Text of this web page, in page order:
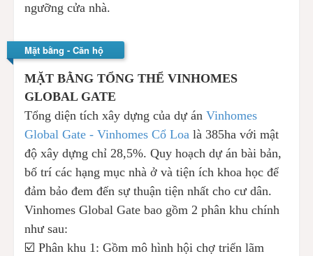
ngưỡng cửa nhà.
Mặt bằng - Căn hộ
MẶT BẰNG TỔNG THỂ VINHOMES
GLOBAL GATE
Tổng diện tích xây dựng của dự ánVinhomes
Global Gate - Vinhomes Cổ Loa là 385ha với mật
độ xây dựng chỉ 28,5%. Quy hoạch dự án bài bản,
bố trí các hạng mục nhà ở và tiện ích khoa học để
đảm bảo đem đến sự thuận tiện nhất cho cư dân.
Vinhomes Global Gate bao gồm 2 phân khu chính
như sau:
☑️ Phân khu 1: Gồm mô hình hội chợ triển lãm